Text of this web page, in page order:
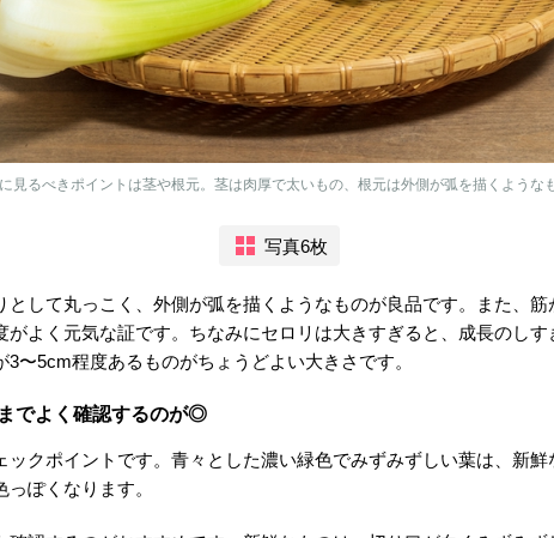
見るべきポイントは茎や根元。茎は肉厚で太いもの、根元は外側が弧を描くような
写真6枚
として丸っこく、外側が弧を描くようなものが良品です。また、筋
がよく元気な証です。ちなみにセロリは大きすぎると、成長のしす
3〜5cm程度あるものがちょうどよい大きさです。
でよく確認するのが◎
ックポイントです。青々とした濃い緑色でみずみずしい葉は、新
ぽくなります。